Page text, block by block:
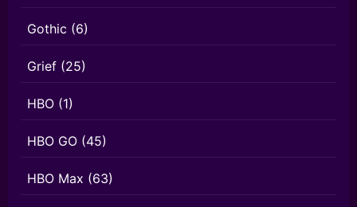
Gothic (6)
Grief (25)
HBO (1)
HBO GO (45)
HBO Max (63)